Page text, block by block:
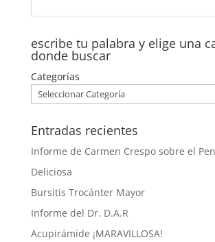
escribe tu palabra y elige una
donde buscar
Categorías
Entradas recientes
Informe de Carmen Crespo sobre el
Deliciosa
Bursitis Trocánter Mayor
Informe del Dr. D.A.R
Acupirámide ¡MARAVILLOSA!